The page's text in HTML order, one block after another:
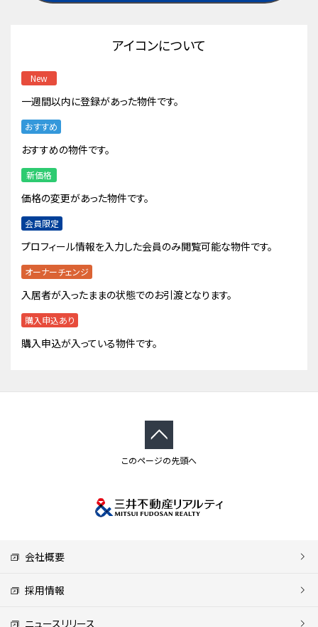
アイコンについて
New
一週間以内に登録があった物件です。
おすすめ
おすすめの物件です。
新価格
価格の変更があった物件です。
会員限定
プロフィール情報を入力した会員のみ閲覧可能な物件です。
オーナーチェンジ
入居者が入ったままの状態でのお引渡となります。
購入申込あり
購入申込が入っている物件です。
このページの先頭へ
会社概要
採用情報
ニュースリリース